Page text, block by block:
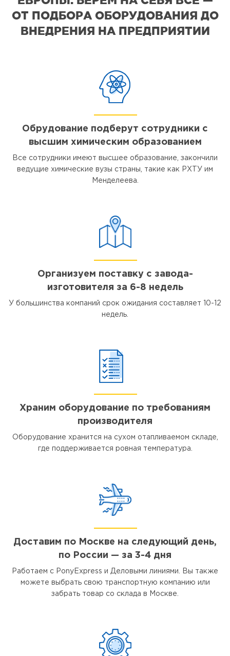
ОТ ПОДБОРА ОБОРУДОВАНИЯ ДО
ВНЕДРЕНИЯ НА ПРЕДПРИЯТИИ
Обрудование подберут сотрудники с
высшим химическим образованием
Все сотрудники имеют высшее образование, закончили
ведущие химические вузы страны, такие как РХТУ им
Менделеева.
Организуем поставку с завода-
изготовителя за 6-8 недель
У большинства компаний срок ожидания составляет 10-12
недель.
Храним оборудование по требованиям
производителя
Оборудование хранится на сухом отапливаемом складе,
где поддерживается ровная температура.
Доставим по Москве на следующий день,
по России — за 3-4 дня
Работаем с PonyExpress и Деловыми линиями. Вы также
можете выбрать свою транспортную компанию или
забрать товар со склада в Москве.